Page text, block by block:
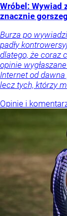
Wróbel: Wywiad
znacznie
Burza po
padły
dlatego, że coraz
opinie
Internet od
lecz tych, którzy
Opinie i